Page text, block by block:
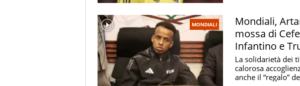
MONDIALI
Mondiali,
mossa di
Infantino e
La solidarietà dei
calorosa
anche il “regalo”